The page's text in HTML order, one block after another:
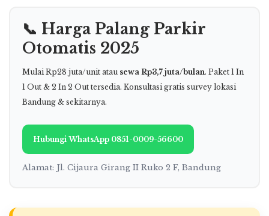
📞 Harga Palang Parkir
Otomatis 2025
Mulai Rp28 juta/unit atau sewa Rp3,7 juta/bulan. Paket 1 In
1 Out & 2 In 2 Out tersedia. Konsultasi gratis survey lokasi
Bandung & sekitarnya.
Hubungi WhatsApp 0851-0009-56600
Alamat: Jl. Cijaura Girang II Ruko 2 F, Bandung